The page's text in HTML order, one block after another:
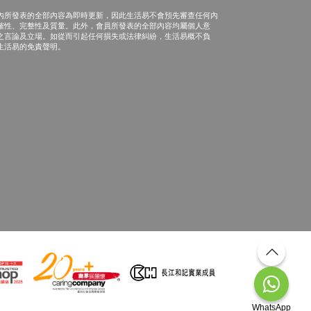
所發表的全部內容為即時更新，因此生活易不會預先審查任何內
性、完整性及質量。此外，會員所發表的全部內容均屬個人意
言論及立場。如從而引起任何損失或法律糾紛，生活易概不負
易的免責聲明。
WhatsApp